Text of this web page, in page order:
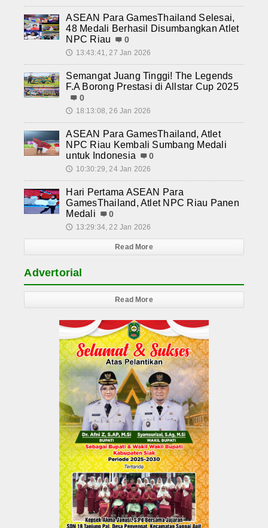
ASEAN Para GamesThailand Selesai,
48 Medali Berhasil Disumbangkan Atlet
NPC Riau
0
🕔 13:43:41, 27 Jan 2026
Semangat Juang Tinggi! The Legends
F.A Borong Prestasi di Allstar Cup 2025
0
🕔 18:13:08, 26 Jan 2026
ASEAN Para GamesThailand, Atlet
NPC Riau Kembali Sumbang Medali
untuk Indonesia
0
🕔 10:30:29, 24 Jan 2026
Hari Pertama ASEAN Para
GamesThailand, Atlet NPC Riau Panen
Medali
0
🕔 13:29:34, 22 Jan 2026
Read More
Advertorial
Read More